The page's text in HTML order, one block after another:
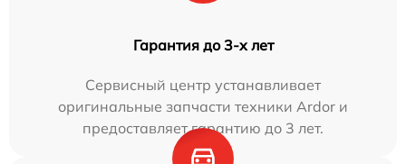
Гарантия до 3-х лет
Сервисный центр устанавливает
оригинальные запчасти техники Ardor и
предоставляет гарантию до 3 лет.